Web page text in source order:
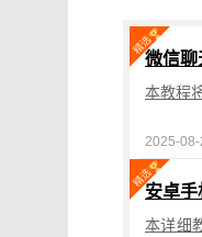
微信聊
本教程
2025-08-
安卓手
本详细